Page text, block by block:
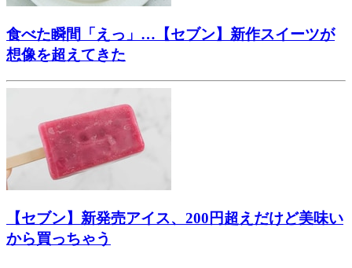
食べた瞬間「えっ」…【セブン】新作スイーツが
想像を超えてきた
【セブン】新発売アイス、200円超えだけど美味い
から買っちゃう